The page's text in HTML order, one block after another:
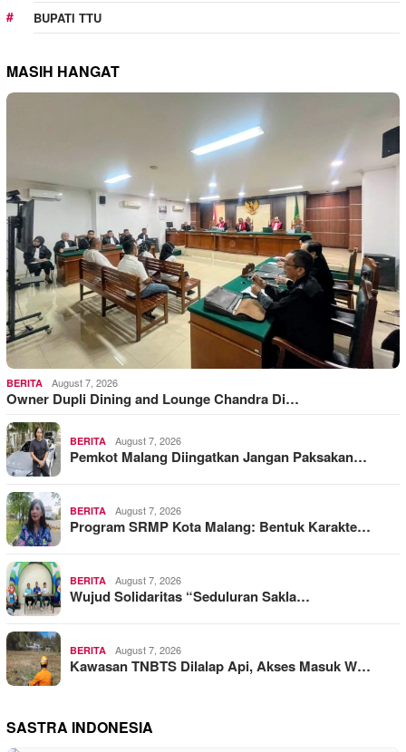
BUPATI TTU
MASIH HANGAT
BERITA August 7, 2026
Owner Dupli Dining and Lounge Chandra Di…
BERITA August 7, 2026
Pemkot Malang Diingatkan Jangan Paksakan…
BERITA August 7, 2026
Program SRMP Kota Malang: Bentuk Karakte…
BERITA August 7, 2026
Wujud Solidaritas “Seduluran Sakla…
BERITA August 7, 2026
Kawasan TNBTS Dilalap Api, Akses Masuk W…
SASTRA INDONESIA